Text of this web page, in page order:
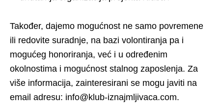
Također, dajemo mogućnost ne samo povremene
ili redovite suradnje, na bazi volontiranja pa i
mogućeg honoriranja, već i u određenim
okolnostima i mogućnost stalnog zaposlenja. Za
više informacija, zainteresirani se mogu javiti na
email adresu: info@klub-iznajmljivaca.com.